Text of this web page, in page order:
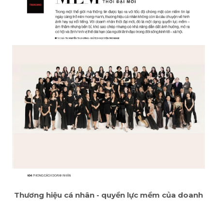
Thương hiệu cá nhân - quyền lực mềm của doanh